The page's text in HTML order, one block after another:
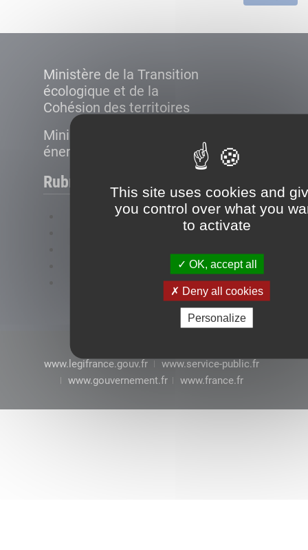
This site uses cookies and
you control over what you
to activate
OK, accept all
Deny all cookies
Personalize
Ministère de la Transition
écologique et de la
Cohésion des territoires
Ministère de la Transition
énergétique
Rubriques
www.legifrance.gouv.fr
www.service-public.fr
www.gouvernement.fr
www.france.fr